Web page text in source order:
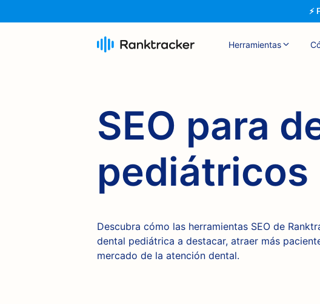
⚡
Herramientas
SEO para
pediátricos
Descubra cómo las herramientas SEO de
dental pediátrica a destacar, atraer más
mercado de la atención dental.